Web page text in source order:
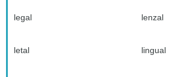
legal lenzal
letal lingual